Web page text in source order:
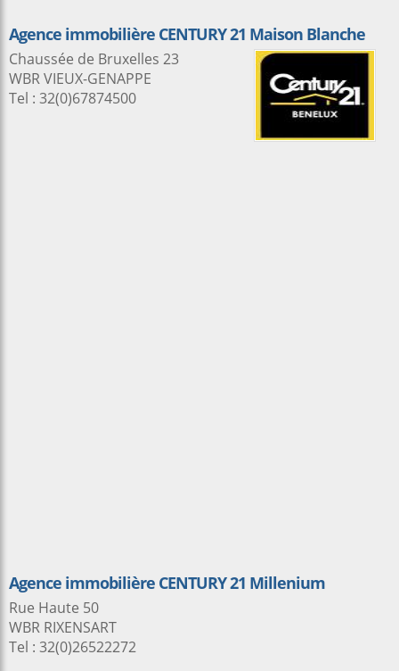
Agence immobilière CENTURY 21 Maison Blanche
Chaussée de Bruxelles 23
WBR VIEUX-GENAPPE
Tel : 32(0)67874500
Agence immobilière CENTURY 21 Millenium
Rue Haute 50
WBR RIXENSART
Tel : 32(0)26522272